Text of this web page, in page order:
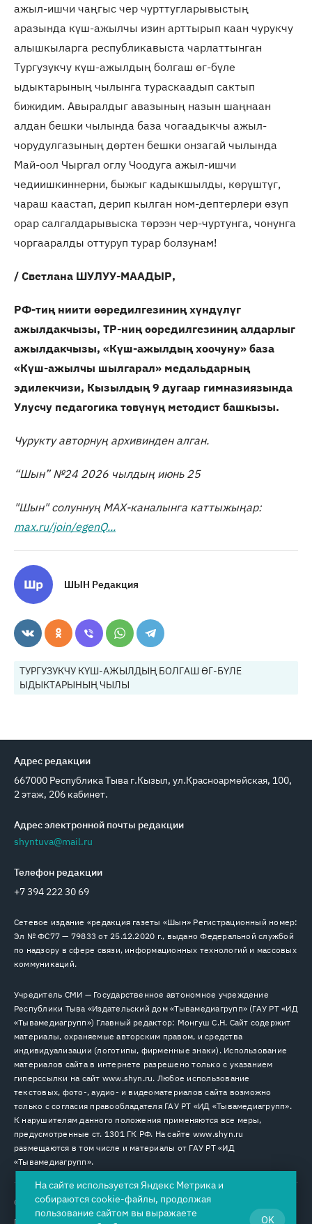
ажыл-ишчи чаңгыс чер чурттугларывыстың
аразында күш-ажылчы изин арттырып каан чурукчу
алышкыларга республикавыста чарлаттынган
Тургузукчу күш-ажылдың болгаш өг-бүле
ыдыктарының чылынга тураскаадып сактып
бижидим. Авыралдыг авазының назын шаңнаан
алдан бешки чылында база чогаадыкчы ажыл-
чорудулгазының дөртен бешки онзагай чылында
Май-оол Чыргал оглу Чоодуга ажыл-ишчи
чедиишкиннерни, быжыг кадыкшылды, көрүштүг,
чараш каастап, дерип кылган ном-дептерлери өзүп
орар салгалдарывыска төрээн чер-чуртунга, чонунга
чоргааралды оттуруп турар болзунам!
/ Светлана ШУЛУУ-МААДЫР,
РФ-тиң ниити өөредилгезиниң хүндүлүг
ажылдакчызы, ТР-ниң өөредилгезиниң алдарлыг
ажылдакчызы, «Күш-ажылдың хоочуну» база
«Күш-ажылчы шылгарал» медальдарның
эдилекчизи, Кызылдың 9 дугаар гимназиязында
Улусчу педагогика төвүнүң методист башкызы.
Чурукту авторнуң архивинден алган.
“Шын” №24 2026 чылдың июнь 25
"Шын" солуннуң МАХ-каналынга каттыжыңар:
max.ru/join/egenQ...
ШЫН Редакция
ТУРГУЗУКЧУ КҮШ-АЖЫЛДЫҢ БОЛГАШ ӨГ-БҮЛЕ
ЫДЫКТАРЫНЫҢ ЧЫЛЫ
Адрес редакции
667000 Республика Тыва г.Кызыл, ул.Красноармейская, 100,
2 этаж, 206 кабинет.
Адрес электронной почты редакции
shyntuva@mail.ru
Телефон редакции
+7 394 222 30 69
Сетевое издание «редакция газеты «Шын» Регистрационный номер:
Эл № ФС77 — 79833 от 25.12.2020 г., выдано Федеральной службой
по надзору в сфере связи, информационных технологий и массовых
коммуникаций.
Учредитель СМИ — Государственное автономное учреждение
Республики Тыва «Издательский дом «Тывамедиагрупп» (ГАУ РТ «ИД
«Тывамедиагрупп») Главный редактор: Монгуш С.Н. Сайт содержит
материалы, охраняемые авторским правом, и средства
индивидуализации (логотипы, фирменные знаки). Использование
материалов сайта в интернете разрешено только с указанием
гиперссылки на сайт www.shyn.ru. Любое использование
текстовых, фото-, аудио- и видеоматериалов сайта возможно
только с согласия правообладателя ГАУ РТ «ИД «Тывамедиагрупп».
К нарушителям данного положения применяются все меры,
предусмотренные ст. 1301 ГК РФ. На сайте www.shyn.ru
размещаются в том числе и материалы от ГАУ РТ «ИД
«Тывамедиагрупп».
© 2026. Все права защищены.
12+
Пользовательское соглашение
На сайте используется Яндекс Метрика и
собираются cookie-файлы, продолжая
пользование сайтом вы выражаете
OK